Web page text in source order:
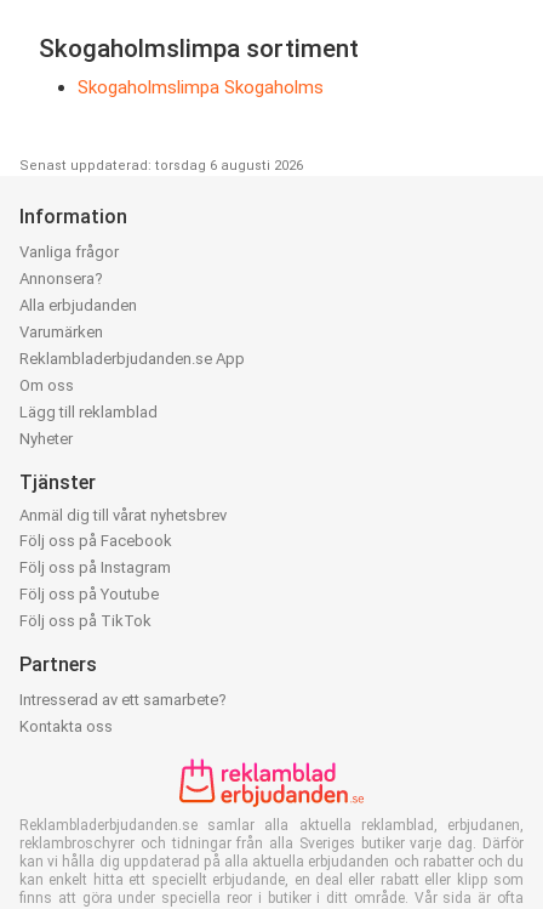
Skogaholmslimpa sortiment
Skogaholmslimpa Skogaholms
Senast uppdaterad: torsdag 6 augusti 2026
Information
Vanliga frågor
Annonsera?
Alla erbjudanden
Varumärken
Reklambladerbjudanden.se App
Om oss
Lägg till reklamblad
Nyheter
Tjänster
Anmäl dig till vårat nyhetsbrev
Följ oss på Facebook
Följ oss på Instagram
Följ oss på Youtube
Följ oss på TikTok
Partners
Intresserad av ett samarbete?
Kontakta oss
Reklambladerbjudanden.se samlar alla aktuella reklamblad, erbjudanen,
reklambroschyrer och tidningar från alla Sveriges butiker varje dag. Därför
kan vi hålla dig uppdaterad på alla aktuella erbjudanden och rabatter och du
kan enkelt hitta ett speciellt erbjudande, en deal eller rabatt eller klipp som
finns att göra under speciella reor i butiker i ditt område. Vår sida är ofta